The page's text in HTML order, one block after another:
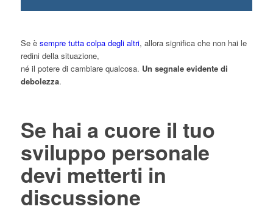
Se è sempre tutta colpa degli altri, allora significa che non hai le
redini della situazione,
né il potere di cambiare qualcosa. Un segnale evidente di
debolezza.
Se hai a cuore il tuo
sviluppo personale
devi metterti in
discussione